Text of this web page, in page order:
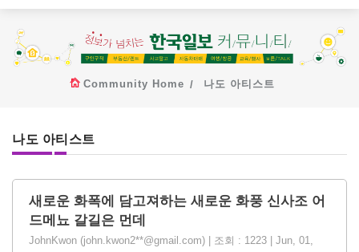
Community Home 나도 아티스트
나도 아티스트
새로운 화폭에 담고져하는 새로운 화풍 신사조 어
드메뇨 갈길은 먼데
JohnKwon (john.kwon2**@gmail.com) | 조회 : 1223 | Jun, 01,